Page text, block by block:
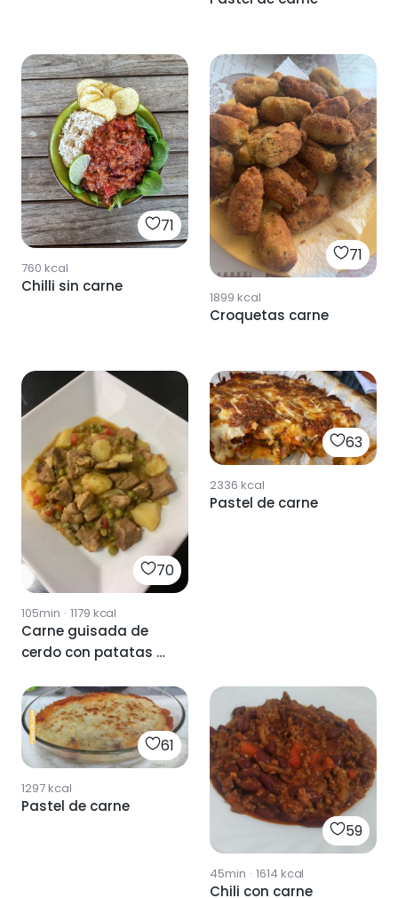
71
760 kcal
Chilli sin carne
71
1899 kcal
Croquetas carne
70
105min · 1179 kcal
Carne guisada de
cerdo con patatas y
63
2336 kcal
Pastel de carne
61
1297kcal
Pastel de carne
59
45min · 1614 kcal
Chili con carne